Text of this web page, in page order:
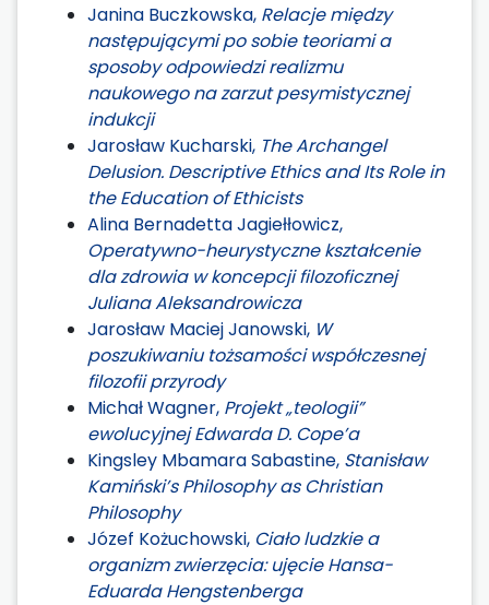
Janina Buczkowska, Relacje między
następującymi po sobie teoriami a
sposoby odpowiedzi realizmu
naukowego na zarzut pesymistycznej
indukcji
Jarosław Kucharski, The Archangel
Delusion. Descriptive Ethics and Its Role in
the Education of Ethicists
Alina Bernadetta Jagiełłowicz,
Operatywno-heurystyczne kształcenie
dla zdrowia w koncepcji filozoficznej
Juliana Aleksandrowicza
Jarosław Maciej Janowski, W
poszukiwaniu tożsamości współczesnej
filozofii przyrody
Michał Wagner, Projekt „teologii”
ewolucyjnej Edwarda D. Cope’a
Kingsley Mbamara Sabastine, Stanisław
Kamiński’s Philosophy as Christian
Philosophy
Józef Kożuchowski, Ciało ludzkie a
organizm zwierzęcia: ujęcie Hansa-
Eduarda Hengstenberga